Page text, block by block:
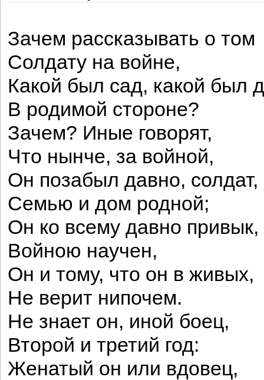
Зачем рассказывать о том
Солдату на войне,
Какой был сад, какой был
В родимой стороне?
Зачем? Иные говорят,
Что нынче, за войной,
Он позабыл давно, солдат,
Семью и дом родной;
Он ко всему давно привык,
Войною научен,
Он и тому, что он в живых,
Не верит нипочем.
Не знает он, иной боец,
Второй и третий год:
Женатый он или вдовец,